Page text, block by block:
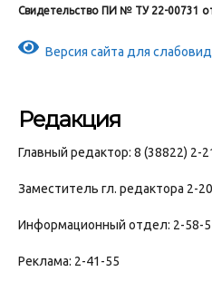
Свидетельство ПИ № ТУ 22-00731
Версия сайта для
Редакция
Главный редактор: 8 (38822) 2-
Заместитель гл. редактора 2-
Информационный отдел: 2-58-
Реклама: 2-41-55